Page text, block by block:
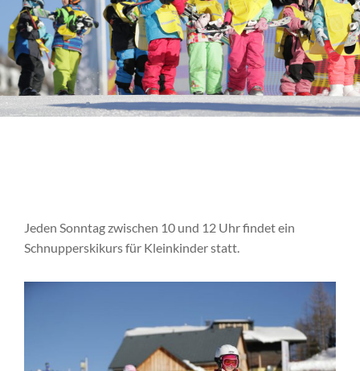
Jeden Sonntag zwischen 10 und 12 Uhr findet ein
Schnupperskikurs für Kleinkinder statt.